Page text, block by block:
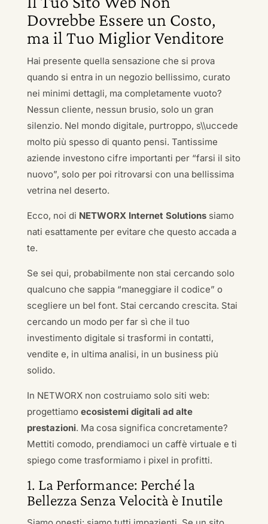
Dovrebbe Essere un Costo,
ma il Tuo Miglior Venditore
Hai presente quella sensazione che si prova
quando si entra in un negozio bellissimo, curato
nei minimi dettagli, ma completamente vuoto?
Nessun cliente, nessun brusio, solo un gran
silenzio. Nel mondo digitale, purtroppo, s\\uccede
molto più spesso di quanto pensi. Tantissime
aziende investono cifre importanti per “farsi il sito
nuovo”, solo per poi ritrovarsi con una bellissima
vetrina nel deserto.
Ecco, noi di NETWORX Internet Solutionssiamo
nati esattamente per evitare che questo accada a
te.
Se sei qui, probabilmente non stai cercando solo
qualcuno che sappia “maneggiare il codice” o
scegliere un bel font. Stai cercando crescita. Stai
cercando un modo per far sì che il tuo
investimento digitale si trasformi in contatti,
vendite e, in ultima analisi, in un business più
solido.
In NETWORX non costruiamo solo siti web:
progettiamo ecosistemi digitali ad alte
prestazioni. Ma cosa significa concretamente?
Mettiti comodo, prendiamoci un caffè virtuale e ti
spiego come trasformiamo i pixel in profitti.
1. La Performance: Perché la
Bellezza Senza Velocità è Inutile